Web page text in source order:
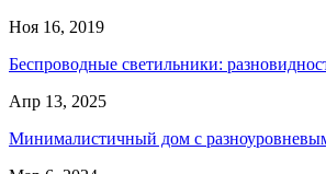
Ноя 16, 2019
Беспроводные светильники:
Апр 13, 2025
Минималистичный дом с